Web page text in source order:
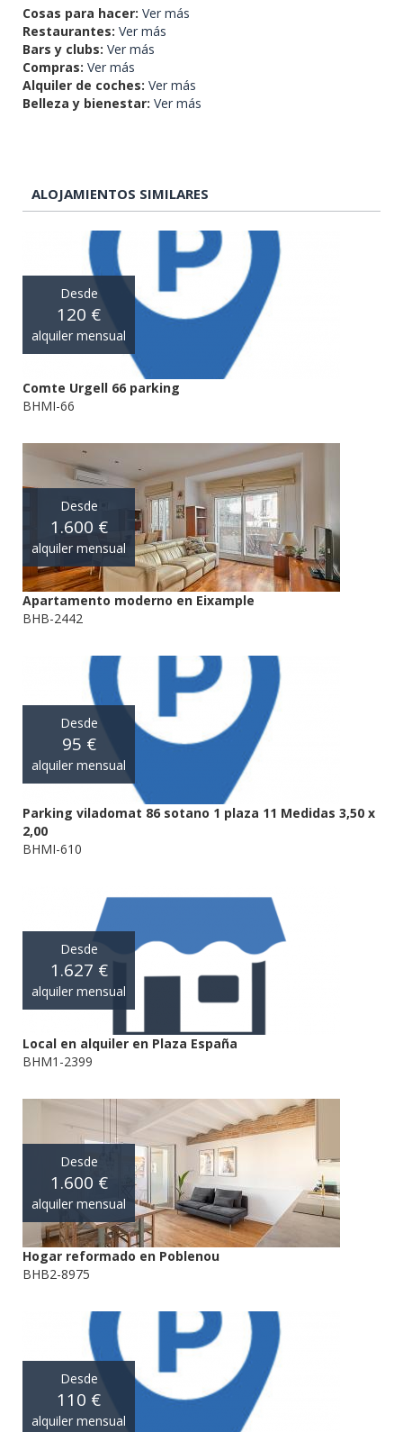
Cosas para hacer: Ver más
Restaurantes: Ver más
Bars y clubs: Ver más
Compras: Ver más
Alquiler de coches: Ver más
Belleza y bienestar: Ver más
ALOJAMIENTOS SIMILARES
Desde
120 €
alquiler mensual
Comte Urgell 66 parking
BHMI-66
Desde
1.600 €
alquiler mensual
Apartamento moderno en Eixample
BHB-2442
Desde
95 €
alquiler mensual
Parking viladomat 86 sotano 1 plaza 11 Medidas 3,50 x
2,00
BHMI-610
Desde
1.627 €
alquiler mensual
Local en alquiler en Plaza España
BHM1-2399
Desde
1.600 €
alquiler mensual
Hogar reformado en Poblenou
BHB2-8975
Desde
110 €
alquiler mensual